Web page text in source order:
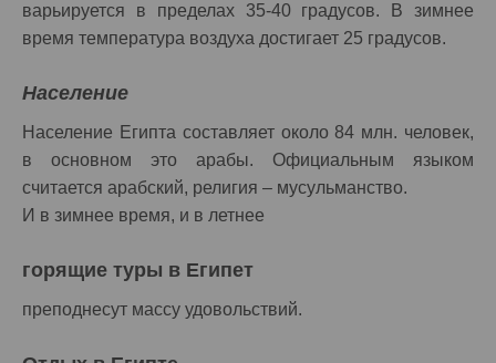
варьируется в пределах 35-40 градусов. В зимнее
время температура воздуха достигает 25 градусов.
Население
Население Египта составляет около 84 млн. человек,
в основном это арабы. Официальным языком
считается арабский, религия – мусульманство.
И в зимнее время, и в летнее
горящие туры в Египет
преподнесут массу удовольствий.